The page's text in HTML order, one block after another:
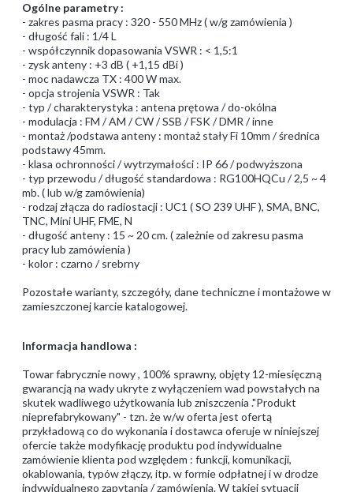
Ogólne parametry :
- zakres pasma pracy : 320 - 550 MHz ( w/g zamówienia )
- długość fali : 1/4 L
- współczynnik dopasowania VSWR : < 1,5:1
- zysk anteny : +3 dB ( +1,15 dBi )
- moc nadawcza TX : 400 W max.
- opcja strojenia VSWR : Tak
- typ / charakterystyka : antena prętowa / do-okólna
- modulacja : FM / AM / CW / SSB / FSK / DMR / inne
- montaż /podstawa anteny : montaż stały Fi 10mm / średnica
podstawy 45mm.
- klasa ochronności / wytrzymałości : IP 66 / podwyższona
- typ przewodu / długość standardowa : RG100HQCu / 2,5 ~ 4
mb. ( lub w/g zamówienia)
- rodzaj złącza do radiostacji : UC1 ( SO 239 UHF ), SMA, BNC,
TNC, Mini UHF, FME, N
- długość anteny : 15 ~ 20 cm. ( zależnie od zakresu pasma
pracy lub zamówienia )
- kolor : czarno / srebrny
Pozostałe warianty, szczegóły, dane techniczne i montażowe w
zamieszczonej karcie katalogowej.
Informacja handlowa :
Towar fabrycznie nowy , 100% sprawny, objęty 12-miesięczną
gwarancją na wady ukryte z wyłączeniem wad powstałych na
skutek wadliwego użytkowania lub zniszczenia ."Produkt
nieprefabrykowany" - tzn. że w/w oferta jest ofertą
przykładową co do wykonania i dostawca oferuje w niniejszej
ofercie także modyfikację produktu pod indywidualne
zamówienie klienta pod względem : funkcji, komunikacji,
okablowania, typów złączy, itp. w formie odpłatnej i w drodze
indywidualnego zapytania / zamówienia. W takiej sytuacji